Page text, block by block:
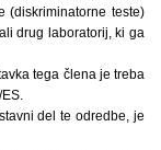
(diskriminatorne teste)
drug laboratorij, ki ga
tega člena je treba
del te odredbe, je